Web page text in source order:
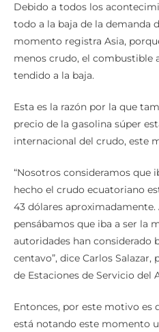
Debido a todos los
todo a la baja de la demanda
momento registra Asia,
menos crudo, el combustible
tendido a la baja.
Esta es la razón por la que
precio de la gasolina súper
internacional del crudo, este
“Nosotros consideramos que
hecho el crudo ecuatoriano
43 dólares
pensábamos que iba a ser la
autoridades han considerado
centavo”, dice Carlos
de Estaciones de Servicio del
Entonces, por este motivo es
está notando este momento